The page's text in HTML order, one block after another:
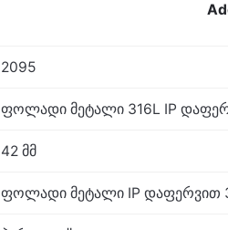
2095
ფოლადი მეტალი 316L IP
42 მმ
ფოლადი მეტალი IP დაფერვით